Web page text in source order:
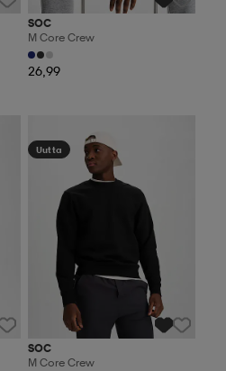
SOC
M Core Crew
26,99
Uutta
SOC
M Core Crew